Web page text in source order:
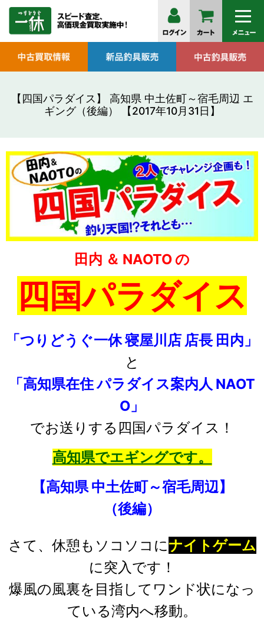
【四国パラダイス】 高知県 中土佐町～宿毛周辺 エ
ギング（後編） 【2017年10月31日】
田内 ＆ NAOTO の
四国パラダイス
「つりどうぐ一休 寝屋川店 店長 田内」
と
「高知県在住 パラダイス案内人 NAOT
O」
でお送りする四国パラダイス！
高知県でエギングです。
【高知県 中土佐町～宿毛周辺】
（後編）
さて、休憩もソコソコにナイトゲーム
に突入です！
爆風の風裏を目指してワンド状になっ
ている湾内へ移動。